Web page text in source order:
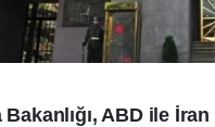
ABD ile